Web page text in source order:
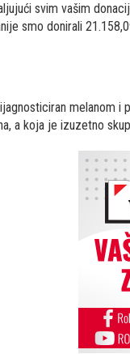
svim vašim
smo donirali
melanom i
a koja je izuzetno